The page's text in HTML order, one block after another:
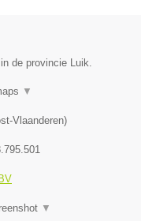
de provincie Luik.
▼
Vlaanderen)
▼